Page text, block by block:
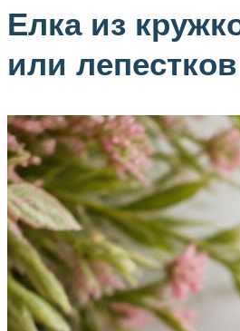
Елка из
или лепестков